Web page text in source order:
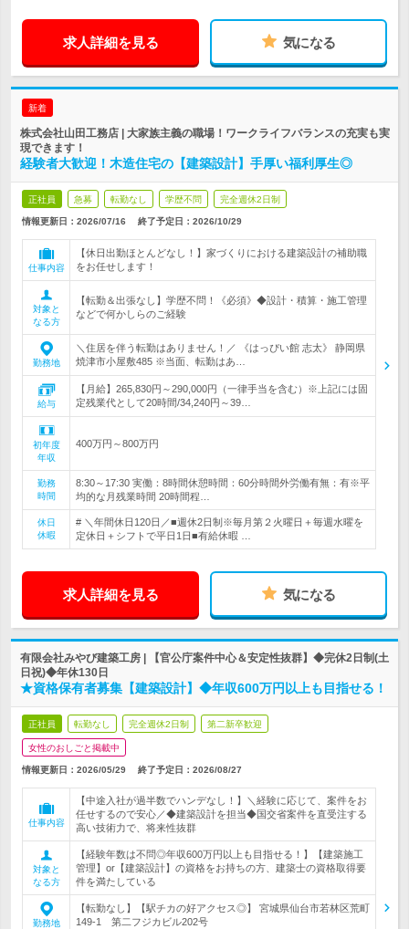
求人詳細を見る 気になる
新着
株式会社山田工務店 | 大家族主義の職場！ワークライフバランスの充実も実
現できます！
経験者大歓迎！木造住宅の【建築設計】手厚い福利厚生◎
正社員 急募 転勤なし 学歴不問 完全週休2日制
情報更新日：2026/07/16 終了予定日： 2026/10/29
仕事内容
【休日出勤ほとんどなし！】家づくりにおける建築設計の補助職
をお任せします！
対象と
なる方
【転勤＆出張なし】学歴不問！《必須》◆設計・積算・施工管理
などで何かしらのご経験
勤務地
＼住居を伴う転勤はありません！／ 《はっぴい館 志太》 静岡県
焼津市小屋敷485 ※当面、転勤はあ…
給与
【月給】265,830円～290,000円（一律手当を含む）※上記には固
定残業代として20時間/34,240円～39…
初年度
年収
400万円～800万円
勤務
時間
8:30～17:30 実働：8時間休憩時間：60分時間外労働有無：有※平
均的な月残業時間 20時間程…
休日
休暇
# ＼年間休日120日／■週休2日制※毎月第２火曜日＋毎週水曜を
定休日＋シフトで平日1日■有給休暇 …
求人詳細を見る 気になる
有限会社みやび建築工房 | 【官公庁案件中心＆安定性抜群】◆完休2日制(土
日祝)◆年休130日
★資格保有者募集【建築設計】◆年収600万円以上も目指せる！
正社員 転勤なし 完全週休2日制 第二新卒歓迎
女性のおしごと掲載中
情報更新日：2026/05/29 終了予定日： 2026/08/27
仕事内容
【中途入社が過半数でハンデなし！】＼経験に応じて、案件をお
任せするので安心／◆建築設計を担当◆国交省案件を直受注する
高い技術力で、将来性抜群
対象と
なる方
【経験年数は不問◎年収600万円以上も目指せる！】【建築施工
管理】or【建築設計】の資格をお持ちの方、建築士の資格取得要
件を満たしている
勤務地
【転勤なし】【駅チカの好アクセス◎】 宮城県仙台市若林区荒町
149-1 第二フジカビル202号